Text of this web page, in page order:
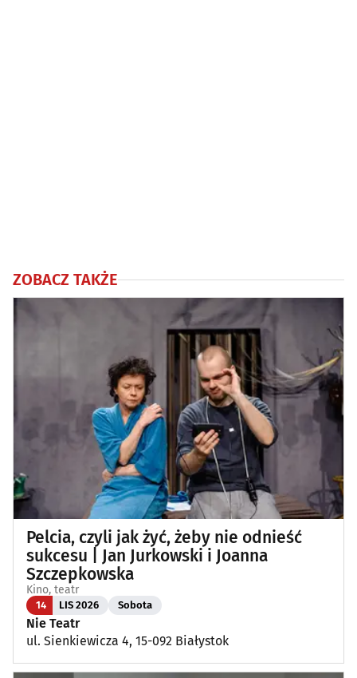
ZOBACZ TAKŻE
Pelcia, czyli jak żyć, żeby nie odnieść
sukcesu | Jan Jurkowski i Joanna
Szczepkowska
Kino, teatr
14 LIS 2026 Sobota
Nie Teatr
ul. Sienkiewicza 4, 15-092 Białystok